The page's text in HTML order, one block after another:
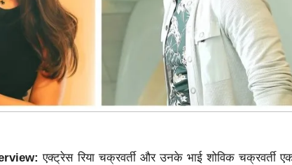
एक्ट्रेस रिया चक्रवर्ती और उनके भाई शोविक चक्रवर्ती एक